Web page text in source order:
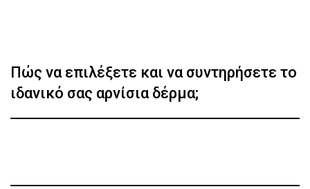
Πώς να επιλέξετε και να συντηρήσετε το
ιδανικό σας αρνίσια δέρμα;